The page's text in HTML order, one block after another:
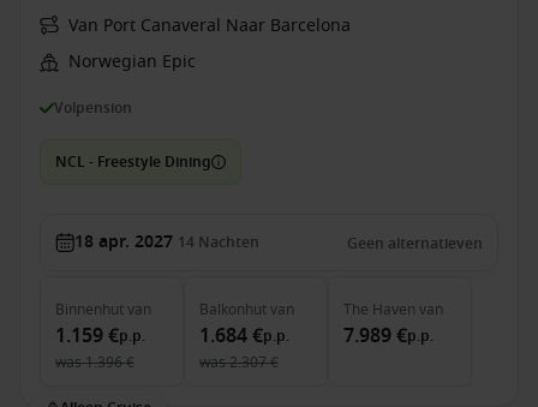
Van Port Canaveral Naar Barcelona
Norwegian Epic
Volpension
NCL - Freestyle Dining
18 apr. 2027 14 Nachten Geen alternatieven
Binnenhutvan
1.159 €p.p.
was1.396 €
Balkonhutvan
1.684 €p.p.
was2.307 €
The Haven van
7.989 €p.p.